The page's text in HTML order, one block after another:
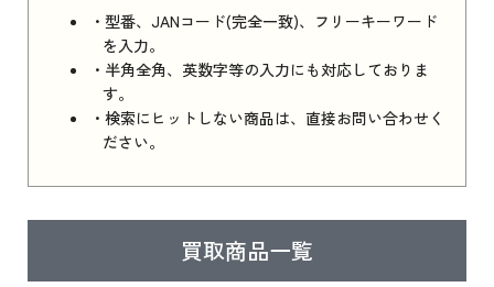
・型番、JANコード(完全一致)、フリーキーワード
を入力。
・半角全角、英数字等の入力にも対応しておりま
す。
・検索にヒットしない商品は、直接お問い合わせく
ださい。
買取商品一覧
iPhone 16e シリーズ 2025 新品買取価格はこち
ら
iPad 11インチ 2025年春モデル
はこちら